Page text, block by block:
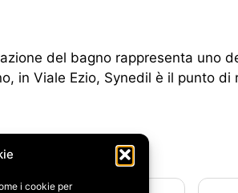
i cookie per
del bagno rappresenta uno
in Viale Ezio, Synedil è il punto di